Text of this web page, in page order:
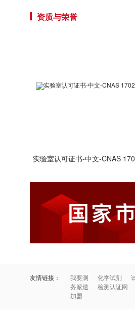
资质与荣誉
实验室认可证书-中文-CNAS
友情链接： 我要测 化学试剂
务派遣
检测认证网
加盟